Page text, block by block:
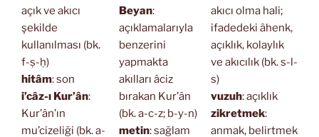
açık ve akıcı
şekilde
kullanılması (bk.
f-ṣ-ḥ)
hitâm: son
i’câz-ı Kur’ân:
Kur’ân’ın
mu’cizeliği (bk. a-
Beyan:
açıklamalarıyla
benzerini
yapmakta
akılları âciz
bırakan Kur’ân
(bk. a-c-z; b-y-n)
metin: sağlam
akıcı olma hali;
ifadedeki âhenk,
açıklık, kolaylık
ve akıcılık (bk. s-l-
s)
vuzuh: açıklık
zikretmek:
anmak, belirtmek